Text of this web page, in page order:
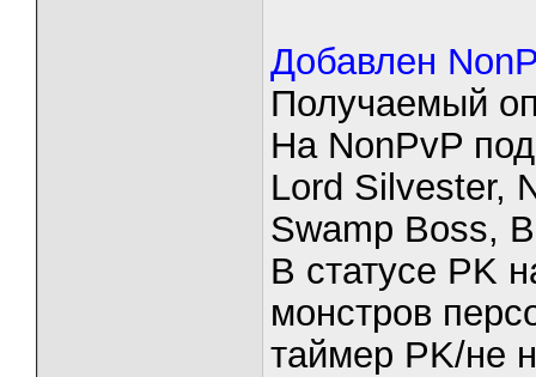
Добавлен
Получаемый
На NonPvP
Lord Silvester,
Swamp Boss,
В статусе PK
монстров
таймер PK/не